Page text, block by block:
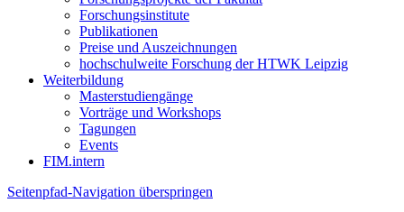
Forschungsinstitute
Publikationen
Preise und Auszeichnungen
hochschulweite Forschung der HTWK Leipzig
Weiterbildung
Masterstudiengänge
Vorträge und Workshops
Tagungen
Events
FIM.intern
Seitenpfad-Navigation überspringen